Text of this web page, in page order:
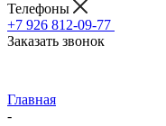
Телефоны
+7 926 812-09-77
Заказать звонок
Главная
-